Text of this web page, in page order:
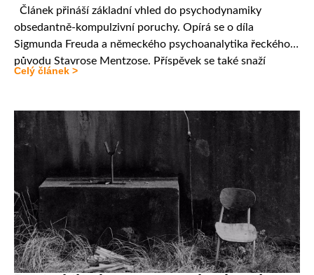
Článek přináší základní vhled do psychodynamiky
obsedantně-kompulzivní poruchy. Opírá se o díla
Sigmunda Freuda a německého psychoanalytika řeckého
původu Stavrose Mentzose. Příspěvek se také snaží
postihnout různá pojetí nutkavé neurózy
nevědomého pocitu viny, magického myšlení a
psychosexuální fixace. 1. Úvod Obsedantně-kompulzivní
porucha je stále aktuálním tématem. Web […]
Celý článek >